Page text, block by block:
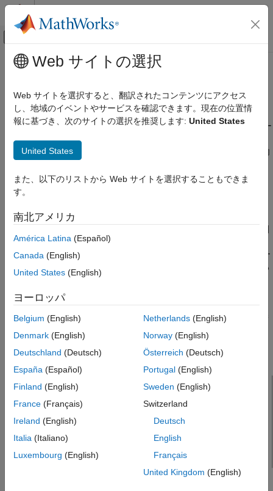
コンテンツへスキップ
オフキャンバス ナビゲーション メ
ドキュメンテーションのホーム
データのインポートと解析
データのインポートとエクスポート
項目一覧
デバイスへの接続とプロパティの表示
メインコンテンツ
Bluetooth 通信設定の構成
デバイスの検出
MATLAB ® から Bluetooth®デバイスに接続するには、コンピュー
ターに内蔵または外付けの Bluetooth アダプターが備わっている
必要があります。アダプターはクエリされたときに、通信範囲内
Bluetooth 設定で、近くにあるデバイスを特定した後、MATLAB
®
[デバイス]
、[Bluetooth またはその他のデバイスを追加する]
ます。以下は、通信範囲内にある 2 つのデバイス (
というオー
Pixel 3
という電話) がペアリングされている
Windows Bluetooth の設定を示します。これらは、
bluetoothlist
Web サイトの選択
Web サイトを選択すると、翻訳されたコンテンツにアクセス
し、地域のイベントやサービスを確認できます。現在の位置情
報に基づき、次のサイトの選択を推奨します: United States
United States
また、以下のリストから Web サイトを選択することもできま
す。
南北アメリカ
América Latina (Español)
Canada (English)
United States (English)
ヨーロッパ
Belgium (English)
Denmark (English)
Deutschland (Deutsch)
España (Español)
Finland (English)
France (Français)
Ireland (English)
Italia (Italiano)
Luxembourg (English)
Netherlands(English)
Norway(English)
Österreich (Deutsch)
Portugal(English)
Sweden (English)
Switzerland
Deutsch
English
Français
United Kingdom (English)